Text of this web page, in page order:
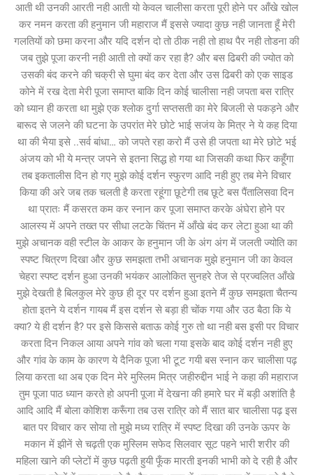
आती थी उनकी आरती नही आती यो केवल चालीसा करता पूरी होने पर आँखे खोल
कर नमन करता की हनुमान जी महाराज मैं इससे ज्यादा कुछ नही जानता हूँ मेरी
गलतियों को छमा करना और यदि दर्शन दो तो ठीक नही तो हाथ पैर नही तोडना की
जब तुझे पूजा करनी नही आती तो क्यों कर रहा है? और बस ढिबरी की ज्योत को
उसकी बंद करने की चक्री से घुमा बंद कर देता और उस ढिबरी को एक साइड
कोने में रख देता मेरी पूजा समाप्त बाकि दिन कोई चालीसा नही जपता बस रात्रि
को ध्यान ही करता था मुझे एक श्लोक दुर्गा सप्तसती का मेरे बिजली से पकड़ने और
बारूद से जलने की घटना के उपरांत मेरे छोटे भाई सजंय के मित्र ने ये कह दिया
था की भैया इसे ..सर्व बांधा… को जपते रहा करो मैं उसे ही जपता था मेरे छोटे भई
अंजय को भी ये मन्त्र जपने से इतना सिद्ध हो गया था जिसकी कथा फिर कहूँगा
तब इकतालीस दिन हो गए मुझे कोई दर्शन स्फुरण आदि नही हुए तब मेने विचार
किया की अरे जब तक चलती है करता रहूंगा छूटेगी तब छूटे बस पैंतालिसवा दिन
था प्रातः मैं कसरत कम कर स्नान कर पूजा समाप्त करके अंघेरा होने पर
आलस्य में अपने तख्त पर सीधा लटके चिंतन में आँखे बंद कर लेटा हुआ था की
मुझे अचानक वही स्टील के आकर के हनुमान जी के अंग अंग में जलती ज्योति का
स्पष्ट चित्रण दिखा और कुछ समझता तभी अचानक मुझे हनुमान जी का केवल
चेहरा स्पष्ट दर्शन हुआ उनकी भयंकर आलोकित सुनहरे तेज से प्रज्वलित आँखे
मुझे देखती है बिलकुल मेरे कुछ ही दूर पर दर्शन हुआ इतने मैं कुछ समझता चैतन्य
होता इतने ये दर्शन गायब मैं इस दर्शन से बड़ा ही चोंक गया और उठ बैठा कि ये
क्या? ये ही दर्शन है? पर इसे किससे बताऊ कोई गुरु तो था नही बस इसी पर विचार
करता दिन निकल आया अपने गांव को चला गया इसके बाद कोई दर्शन नही हुए
और गांव के काम के कारण ये दैनिक पूजा भी टूट गयी बस स्नान कर चालीसा पढ़
लिया करता था अब एक दिन मेरे मुस्लिम मित्र जहीरुद्दीन भाई ने कहा की महाराज
तुम पूजा पाठ ध्यान करते हो अपनी पूजा में देखना की हमारे घर में बड़ी अशांति है
आदि आदि मैं बोला कोशिश करूँगा तब उस रात्रि को मैं सात बार चालीसा पढ़ इस
बात पर विचार कर सोया तो मुझे मध्य रात्रि में स्पष्ट दिखा की उनके ऊपर के
मकान में झीनें से चढ़ती एक मुस्लिम सफेद सिलवार सूट पहने भारी शरीर की
महिला खाने की प्लेटों में कुछ पढ़ती हुयी फूँक मारती इनकी भाभी को दे रही है और